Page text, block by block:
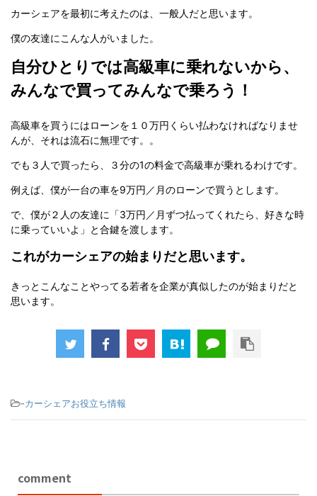
カーシェアを最初に考えたのは、一般人だと思います。
僕の友達にこんな人がいました。
自分ひとりでは高級車に乗れないから、
みんなで買ってみんなで乗ろう！
高級車を買うにはローンを１０万円くらい払わなければなりませ
んが、それは流石に無理です。。
でも３人で買ったら、３分の1の料金で高級車が乗れるわけです。
例えば、僕が一台の車を9万円／月のローンで買うとします。
で、僕が２人の友達に「3万円／月ずつ払ってくれたら、好きな時
に乗っていいよ」と合鍵を渡します。
これがカーシェアの始まりだと思います。
きっとこんなことやってる若者を企業が真似したのが始まりだと
思います。
-カーシェアお役立ち情報
comment